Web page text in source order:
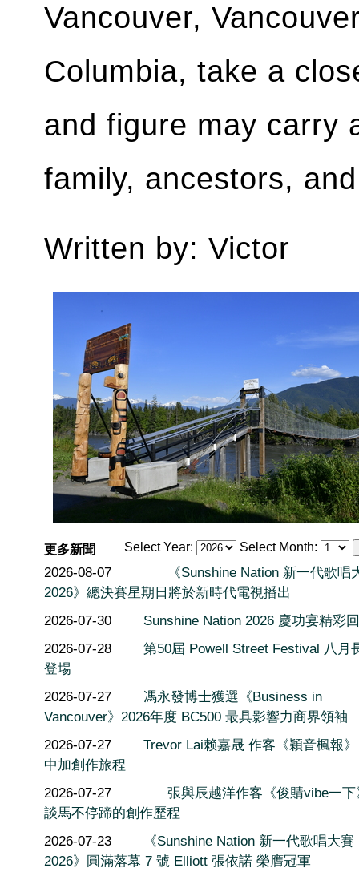
Vancouver,
Columbia, take a
and figure may carry
family, ancestors,
Written by: Victor
Select Year: Select Month:
更多新聞
2026-08-07
《Sunshine Nation 新一代歌唱
2026》總決賽星期日將於新時代電視播出
2026-07-30
Sunshine Nation 2026 慶功宴精彩
2026-07-28
第50屆 Powell Street Festival 八月
登場
2026-07-27
馮永發博士獲選《Business in
Vancouver》2026年度 BC500 最具影響力商界領袖
2026-07-27
Trevor Lai赖嘉晟 作客《穎音楓報
中加創作旅程
2026-07-27
張與辰越洋作客《俊䝼vibe一下
談馬不停蹄的創作歷程
2026-07-23
《Sunshine Nation 新一代歌唱大賽
2026》圓滿落幕 7 號 Elliott 張依諾 榮膺冠軍